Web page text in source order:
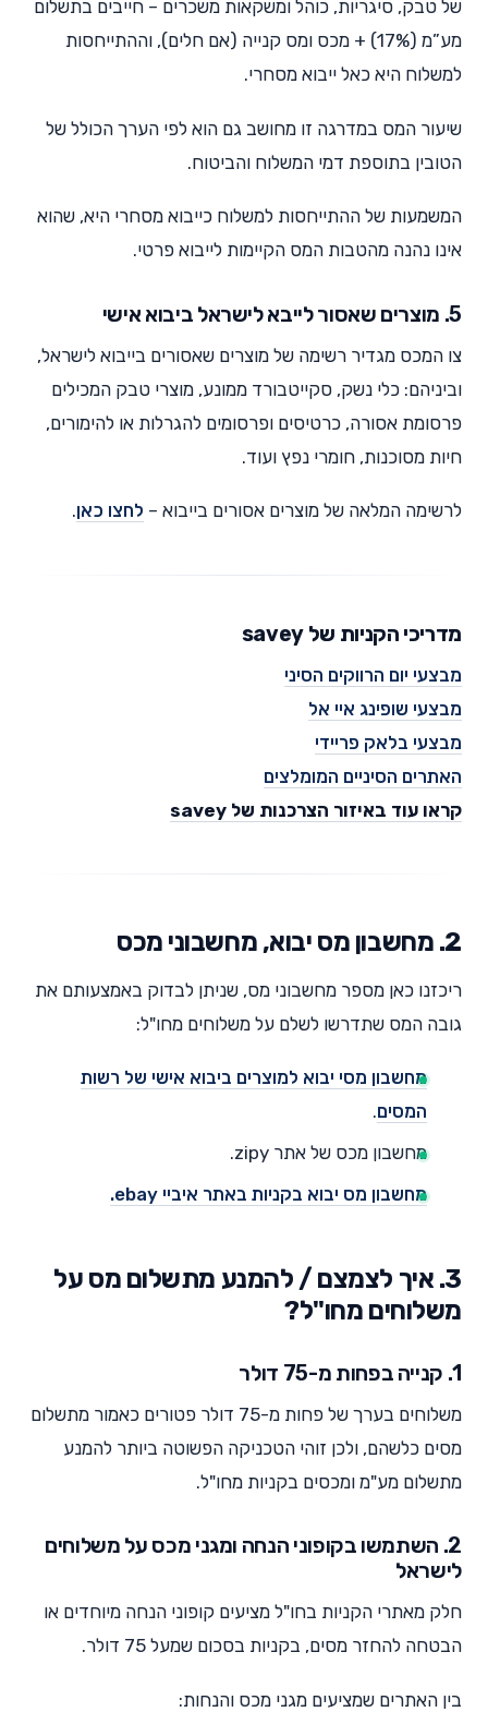
של טבק, סיגריות, כוהל ומשקאות משכרים – חייבים בתשלום
מע”מ (17%) + מכס ומס קנייה (אם חלים), וההתייחסות
למשלוח היא כאל ייבוא מסחרי.
שיעור המס במדרגה זו מחושב גם הוא לפי הערך הכולל של
הטובין בתוספת דמי המשלוח והביטוח.
המשמעות של ההתייחסות למשלוח כייבוא מסחרי היא, שהוא
אינו נהנה מהטבות המס הקיימות לייבוא פרטי.
5. מוצרים שאסור לייבא לישראל ביבוא אישי
צו המכס מגדיר רשימה של מוצרים שאסורים בייבוא לישראל,
וביניהם: כלי נשק, סקייטבורד ממונע, מוצרי טבק המכילים
פרסומת אסורה, כרטיסים ופרסומים להגרלות או להימורים,
חיות מסוכנות, חומרי נפץ ועוד.
לרשימה המלאה של מוצרים אסורים בייבוא – לחצו כאן.
מדריכי הקניות של savey
מבצעי יום הרווקים הסיני
מבצעי שופינג איי אל
מבצעי בלאק פריידי
האתרים הסיניים המומלצים
קראו עוד באיזור הצרכנות של savey
2. מחשבון מס יבוא, מחשבוני מכס
ריכזנו כאן מספר מחשבוני מס, שניתן לבדוק באמצעותם את
גובה המס שתדרשו לשלם על משלוחים מחו"ל:
מחשבון מסי יבוא למוצרים ביבוא אישי של רשות
המסים.
מחשבון מכס של אתר zipy.
מחשבון מס יבוא בקניות באתר איביי ebay.
3. איך לצמצם / להמנע מתשלום מס על
משלוחים מחו"ל?
1. קנייה בפחות מ-75 דולר
משלוחים בערך של פחות מ-75 דולר פטורים כאמור מתשלום
מסים כלשהם, ולכן זוהי הטכניקה הפשוטה ביותר להמנע
מתשלום מע"מ ומכסים בקניות מחו"ל.
2. השתמשו בקופוני הנחה ומגני מכס על משלוחים
לישראל
חלק מאתרי הקניות בחו"ל מציעים קופוני הנחה מיוחדים או
הבטחה להחזר מסים, בקניות בסכום שמעל 75 דולר.
בין האתרים שמציעים מגני מכס והנחות: